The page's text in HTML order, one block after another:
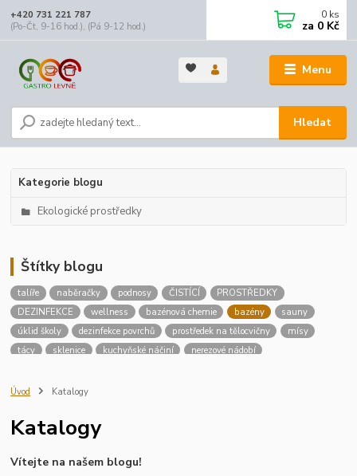
Menu
Hledat
+420 731 221 787
(Po-Čt, 9-16 hod.), (Pá 9-12 hod.)
0 ks
za 0 Kč
Kategorie blogu
Ekologické prostředky
Štítky blogu
talíře naběračky podnosy ČISTÍCÍ
PROSTŘEDKY
DEZINFEKCE
wellness bazénová chemie bazény
sauny
úklid školy
dezinfekce povrchů prostředek na tělocvičny
mísy
tácy
sklenice kuchyňské náčiní
nerezové nádobí
školní jídelna
pracovní kosmetika
mraznička
vitrína Hrnce a pánve
Úvod Katalogy
Katalogy
Vítejte na našem blogu!